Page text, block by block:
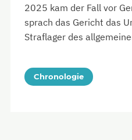
2025 kam der Fall vor
sprach das Gericht das
Straflager des
Chronologie